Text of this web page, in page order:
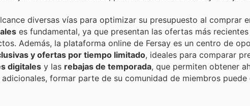
diversas vías para optimizar su presupuesto al comprar
es fundamental, ya que presentan las ofertas más
Además, la plataforma online de Fersay es un centro de
y ofertas por tiempo limitado, ideales para comparar
digitales y las rebajas de temporada, que permiten obtener
formar parte de su comunidad de miembros puede